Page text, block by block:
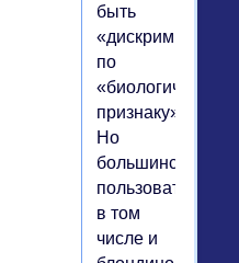
быть
по
«биологическому
признаку».
Но
большинство
пользователей
в том
числе и